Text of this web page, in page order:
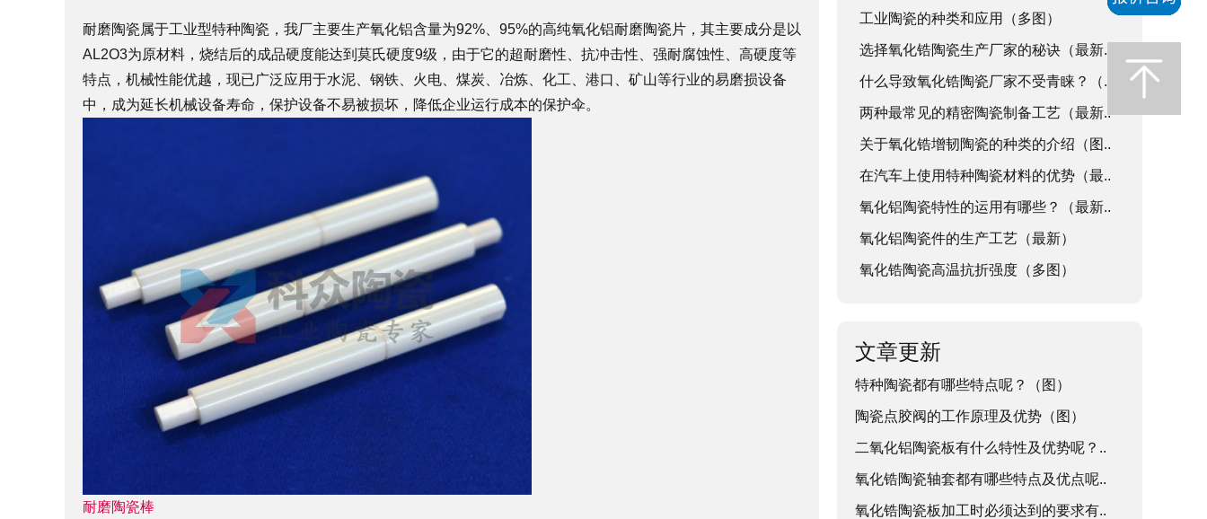
耐磨陶瓷属于工业型特种陶瓷，我厂主要生产氧化铝含量为92%、95%的高纯氧化铝耐磨陶瓷片，其主要成分是以
AL2O3为原材料，烧结后的成品硬度能达到莫氏硬度9级，由于它的超耐磨性、抗冲击性、强耐腐蚀性、高硬度等
特点，机械性能优越，现已广泛应用于水泥、钢铁、火电、煤炭、冶炼、化工、港口、矿山等行业的易磨损设备
中，成为延长机械设备寿命，保护设备不易被损坏，降低企业运行成本的保护伞。
耐磨陶瓷棒
工业陶瓷的种类和应用（多图）
选择氧化锆陶瓷生产厂家的秘诀（最新..
什么导致氧化锆陶瓷厂家不受青睐？（..
两种最常见的精密陶瓷制备工艺（最新..
关于氧化锆增韧陶瓷的种类的介绍（图..
在汽车上使用特种陶瓷材料的优势（最..
氧化铝陶瓷特性的运用有哪些？（最新..
氧化铝陶瓷件的生产工艺（最新）
氧化锆陶瓷高温抗折强度（多图）
文章更新
特种陶瓷都有哪些特点呢？（图）
陶瓷点胶阀的工作原理及优势（图）
二氧化铝陶瓷板有什么特性及优势呢？..
氧化锆陶瓷轴套都有哪些特点及优点呢..
氧化锆陶瓷板加工时必须达到的要求有..